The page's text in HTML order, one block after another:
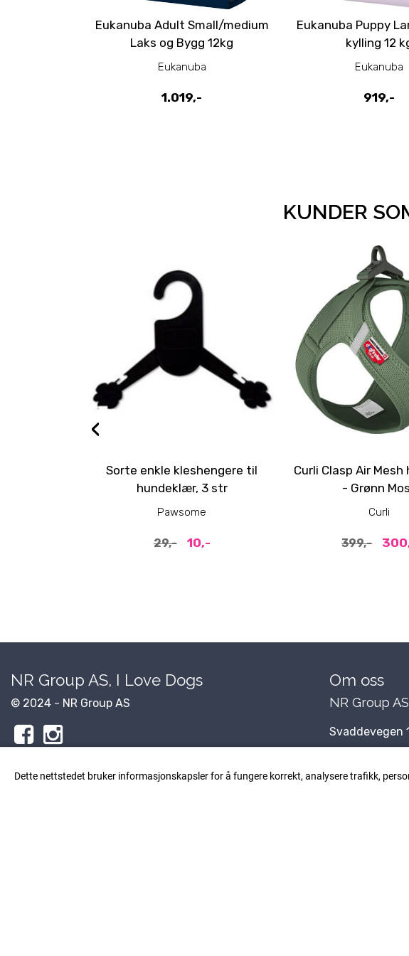
Eukanuba Adult Small/medium
Laks og Bygg 12kg
Eukanuba
1.019,-
Eukanuba Puppy
kylling 12
Eukanuba
919,-
KUNDER
Sorte enkle kleshengere til
hundeklær, 3 str
Pawsome
29,- 10,-
Curli Clasp Air Mesh
- Grønn
Curli
399,-
‹
Dette nettstedet bruker informasjonskapsler for å fungere korrekt, analysere trafikk,
NR Group AS, I Love Dogs
© 2024 - NR Group AS
Om oss
NR Group
Svaddevegen
Org. nr. 998